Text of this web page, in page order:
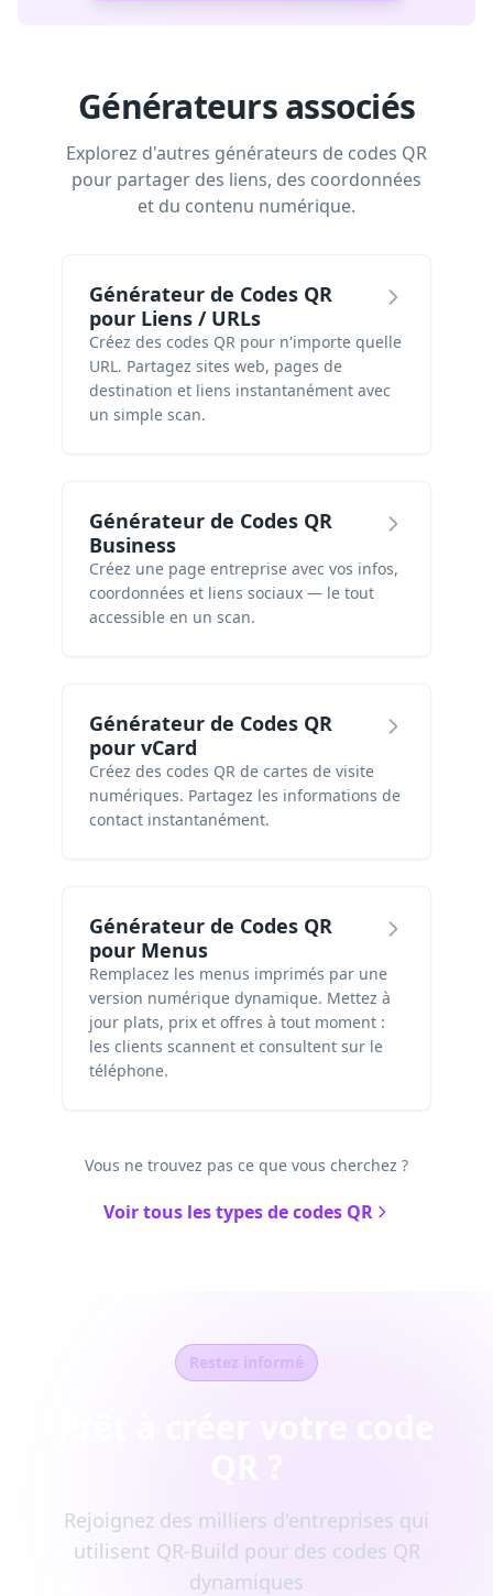
Générateurs associés
Explorez d'autres générateurs de codes QR
pour partager des liens, des coordonnées
et du contenu numérique.
Générateur de Codes QR
pour Liens / URLs
Créez des codes QR pour n'importe quelle
URL. Partagez sites web, pages de
destination et liens instantanément avec
un simple scan.
Générateur de Codes QR
Business
Créez une page entreprise avec vos infos,
coordonnées et liens sociaux — le tout
accessible en un scan.
Générateur de Codes QR
pour vCard
Créez des codes QR de cartes de visite
numériques. Partagez les informations de
contact instantanément.
Générateur de Codes QR
pour Menus
Remplacez les menus imprimés par une
version numérique dynamique. Mettez à
jour plats, prix et offres à tout moment :
les clients scannent et consultent sur le
téléphone.
Vous ne trouvez pas ce que vous cherchez ?
Voir tous les types de codes QR
Restez informé
Rejoignez des milliers d'entreprises qui
utilisent QR-Build pour des codes QR
dynamiques